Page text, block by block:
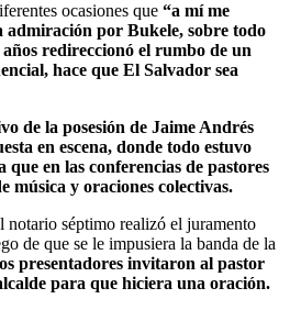
ocasiones que “a mí me
admiración por Bukele, sobre todo
redireccionó el rumbo de un
hace que El Salvador sea
de la posesión de Jaime Andrés
en escena, donde todo estuvo
en las conferencias de pastores
música y oraciones colectivas.
notario séptimo realizó el juramento
de que se le impusiera la banda de la
presentadores invitaron al pastor
para que hiciera una oración.